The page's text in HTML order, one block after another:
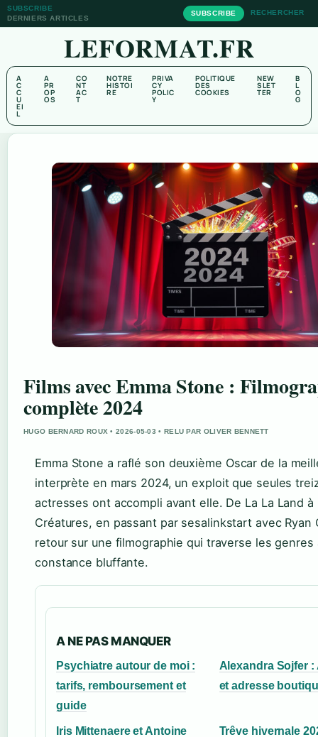
SUBSCRIBE
DERNIERS ARTICLES
SUBSCRIBE RECHERCHER
LEFORMAT.FR
A
C
C
U
EI
L
A
PR
OP
OS
CO
NT
AC
T
NOTRE
HISTOI
RE
PRIVA
CY
POLIC
Y
POLITIQUE
DES
COOKIES
NEW
SLET
TER
B
L
O
G
Films avec Emma Stone :
complète 2024
HUGO BERNARD ROUX • 2026-05-03 • RELU PAR OLIVER BENNETT
Emma Stone a raflé son deuxième Oscar de la
interprète en mars 2024, un exploit que seules
actresses ont accompli avant elle. De La La Land à
Créatures, en passant par sesalinkstart avec Ryan
retour sur une filmographie qui traverse les genres
constance bluffante.
A NE PAS MANQUER
Psychiatre autour de moi :
tarifs, remboursement et
guide
Alexandra Sojfer :
et adresse
Iris Mittenaere et Antoine
Trêve hivernale